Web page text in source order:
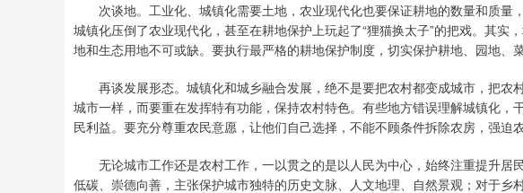
次谈地。工业化、城镇化需要土地，农业现代化也要保证耕地的数量和质量，
城镇化压倒了农业现代化，甚至在耕地保护上玩起了“狸猫换太子”的把戏。其实
地和生态用地不可或缺。要执行最严格的耕地保护制度，切实保护耕地、园地、
再谈发展形态。城镇化和城乡融合发展，绝不是要把农村都变成城市，把农
城市一样，而要重在发挥特有功能，保持农村特色。有些地方错误理解城镇化，
民利益。要充分尊重农民意愿，让他们自己选择，不能不顾条件拆除农房，强迫
无论城市工作还是农村工作，一以贯之的是以人民为中心，始终注重提升居
低碳、崇德向善，主张保护城市独特的历史文脉、人文地理、自然景观；对于乡